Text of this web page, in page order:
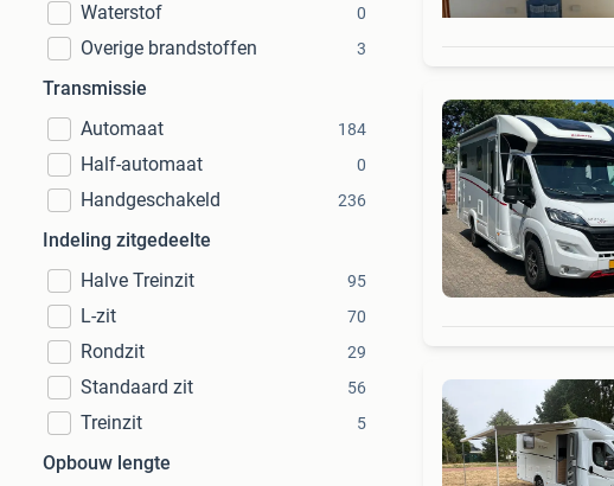
Waterstof 0
Overige brandstoffen 3
Transmissie
Automaat
184
Half-automaat 0
Handgeschakeld 236
Indeling zitgedeelte
Halve Treinzit
95
L-zit 70
Rondzit 29
Standaard zit 56
Treinzit 5
Opbouw lengte